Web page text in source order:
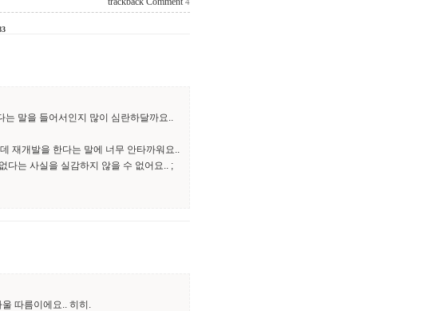
말을 들어서인지 많이 심란하달까요..
재개발을 한다는 말에 너무 안타까워요..
다는 사실을 실감하지 않을 수 없어요.. ;
따름이에요.. 히히.